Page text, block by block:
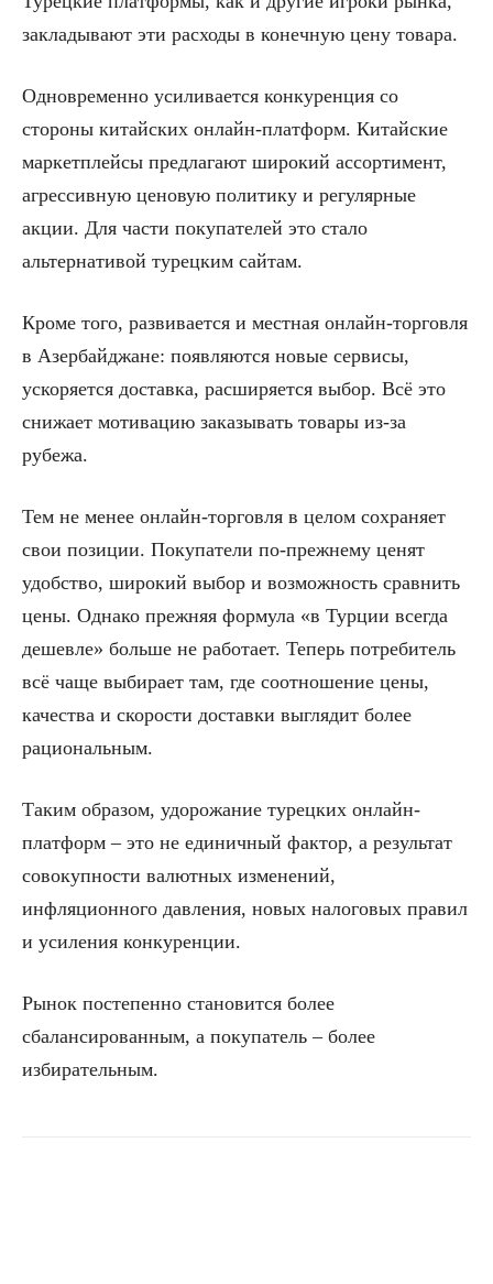
закладывают эти расходы в конечную цену товара.
Одновременно усиливается конкуренция со
стороны китайских онлайн-платформ. Китайские
маркетплейсы предлагают широкий ассортимент,
агрессивную ценовую политику и регулярные
акции. Для части покупателей это стало
альтернативой турецким сайтам.
Кроме того, развивается и местная онлайн-торговля
в Азербайджане: появляются новые сервисы,
ускоряется доставка, расширяется выбор. Всё это
снижает мотивацию заказывать товары из-за
рубежа.
Тем не менее онлайн-торговля в целом сохраняет
свои позиции. Покупатели по-прежнему ценят
удобство, широкий выбор и возможность сравнить
цены. Однако прежняя формула «в Турции всегда
дешевле» больше не работает. Теперь потребитель
всё чаще выбирает там, где соотношение цены,
качества и скорости доставки выглядит более
рациональным.
Таким образом, удорожание турецких онлайн-
платформ – это не единичный фактор, а результат
совокупности валютных изменений,
инфляционного давления, новых налоговых правил
и усиления конкуренции.
Рынок постепенно становится более
сбалансированным, а покупатель – более
избирательным.